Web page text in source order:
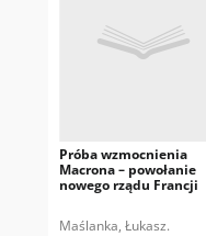
Próba wzmocnienia
Macrona – powołanie
nowego rządu Francji
Maślanka, Łukasz.